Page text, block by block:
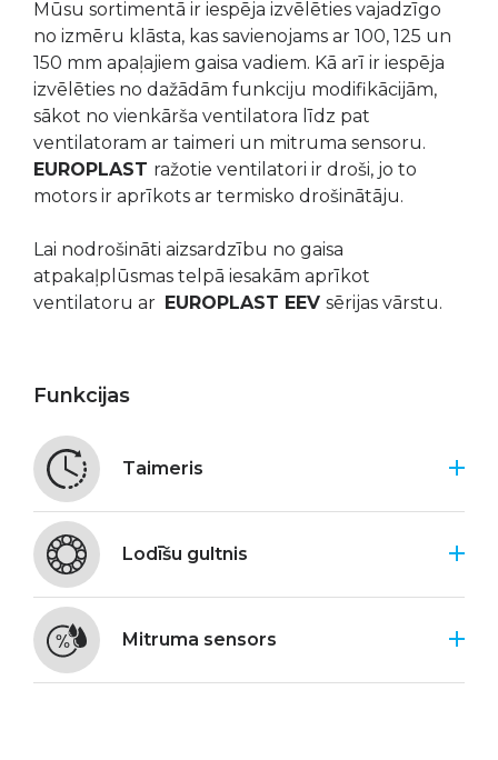
Mūsu sortimentā ir iespēja izvēlēties vajadzīgo
no izmēru klāsta, kas savienojams ar 100, 125 un
150 mm apaļajiem gaisa vadiem. Kā arī ir iespēja
izvēlēties no dažādām funkciju modifikācijām,
sākot no vienkārša ventilatora līdz pat
ventilatoram ar taimeri un mitruma sensoru.
EUROPLAST ražotie ventilatori ir droši, jo to
motors ir aprīkots ar termisko drošinātāju.
Lai nodrošināti aizsardzību no gaisa
atpakaļplūsmas telpā iesakām aprīkot
ventilatoru ar EUROPLAST EEV sērijas vārstu.
Funkcijas
Taimeris
Lodīšu gultnis
Mitruma sensors